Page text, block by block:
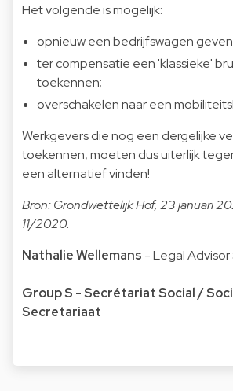
Het volgende is mogelijk:
opnieuw een bedrijfswagen
ter compensatie een 'klassieke'
toekennen;
overschakelen naar een
Werkgevers die nog een dergelijke
toekennen, moeten dus uiterlijk
een alternatief vinden!
Bron: Grondwettelijk Hof, 23 januari
11/2020.
Nathalie Wellemans - Legal Advisor
Group S - Secrétariat Social /
Secretariaat